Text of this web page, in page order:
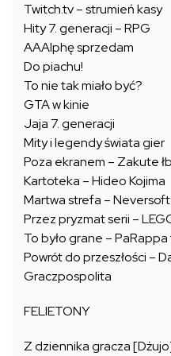
Twitch.tv – strumień kasy
Hity 7. generacji – RPG
AAAlphę sprzedam
Do piachu!
To nie tak miało być?
GTA w kinie
Jaja 7. generacji
Mity i legendy świata gier
Poza ekranem – Zakute
Kartoteka – Hideo Kojima
Martwa strefa – Neversoft
Przez pryzmat serii –
To było grane –
Powrót do przeszłości –
Graczpospolita
FELIETONY
Z dziennika gracza